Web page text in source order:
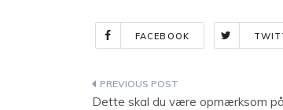
FACEBOOK
Indlægsnavigation
Dette skal du være opmærksom